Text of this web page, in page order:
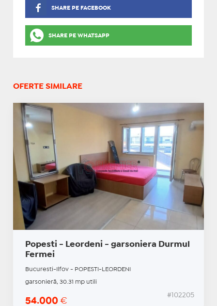
SHARE PE FACEBOOK
SHARE PE WHATSAPP
OFERTE SIMILARE
Popesti - Leordeni - garsoniera Durmul
Fermei
Bucuresti-Ilfov - POPESTI-LEORDENI
garsonieră, 30.31 mp utili
54.000 €
#102205